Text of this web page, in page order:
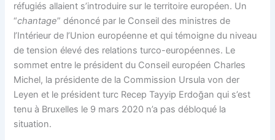
réfugiés allaient s’introduire sur le territoire européen. Un
“chantage” dénoncé par le Conseil des ministres de
l’Intérieur de l’Union européenne et qui témoigne du niveau
de tension élevé des relations turco-européennes. Le
sommet entre le président du Conseil européen Charles
Michel, la présidente de la Commission Ursula von der
Leyen et le président turc Recep Tayyip Erdoğan qui s’est
tenu à Bruxelles le 9 mars 2020 n’a pas débloqué la
situation.